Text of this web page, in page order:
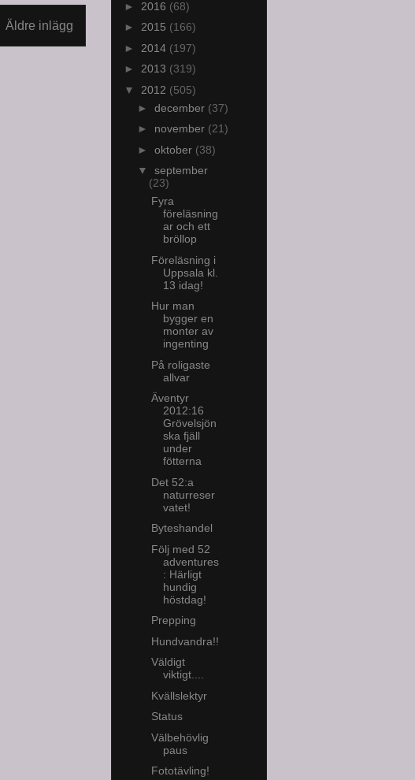
Äldre inlägg
► 2016 (68)
► 2015 (166)
► 2014 (197)
► 2013 (319)
▼ 2012 (505)
► december (37)
► november (21)
► oktober (38)
▼ september
(23)
Fyra
föreläsning
ar och ett
bröllop
Föreläsning i
Uppsala kl.
13 idag!
Hur man
bygger en
monter av
ingenting
På roligaste
allvar
Äventyr
2012:16
Grövelsjön
ska fjäll
under
fötterna
Det 52:a
naturreser
vatet!
Byteshandel
Följ med 52
adventures
: Härligt
hundig
höstdag!
Prepping
Hundvandra!!
Väldigt
viktigt....
Kvällslektyr
Status
Välbehövlig
paus
Fototävling!